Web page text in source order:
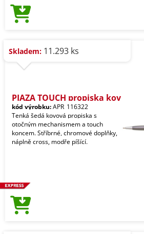
Skladem: 11.293 ks
PIAZA TOUCH propiska kov
kód výrobku:APR_116322
Tenká šedá kovová propiska s
otočným mechanismem a touch
koncem. Stříbrné, chromové doplňky,
náplně cross, modře píšící.